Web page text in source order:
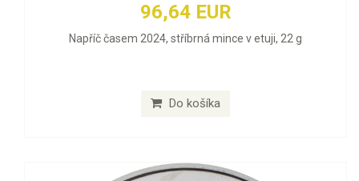
96,64 EUR
Napříč časem 2024, stříbrná mince v etuji, 22 g
Do košíka